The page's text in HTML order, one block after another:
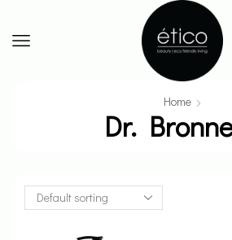
Home
Dr.